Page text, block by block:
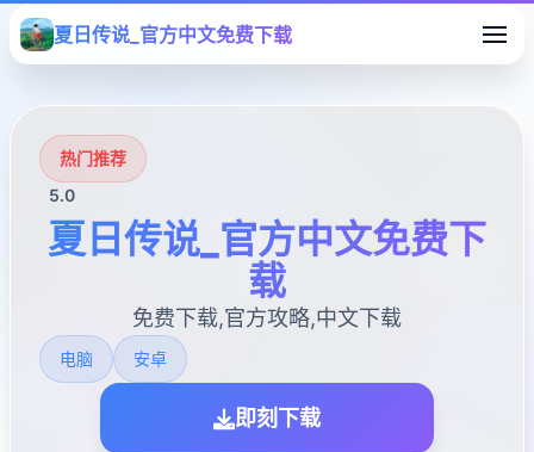
夏日传说_官方中文免费下载
热门推荐
5.0
夏日传说_官方中文免费下
载
免费下载,官方攻略,中文下载
电脑 安卓
即刻下载